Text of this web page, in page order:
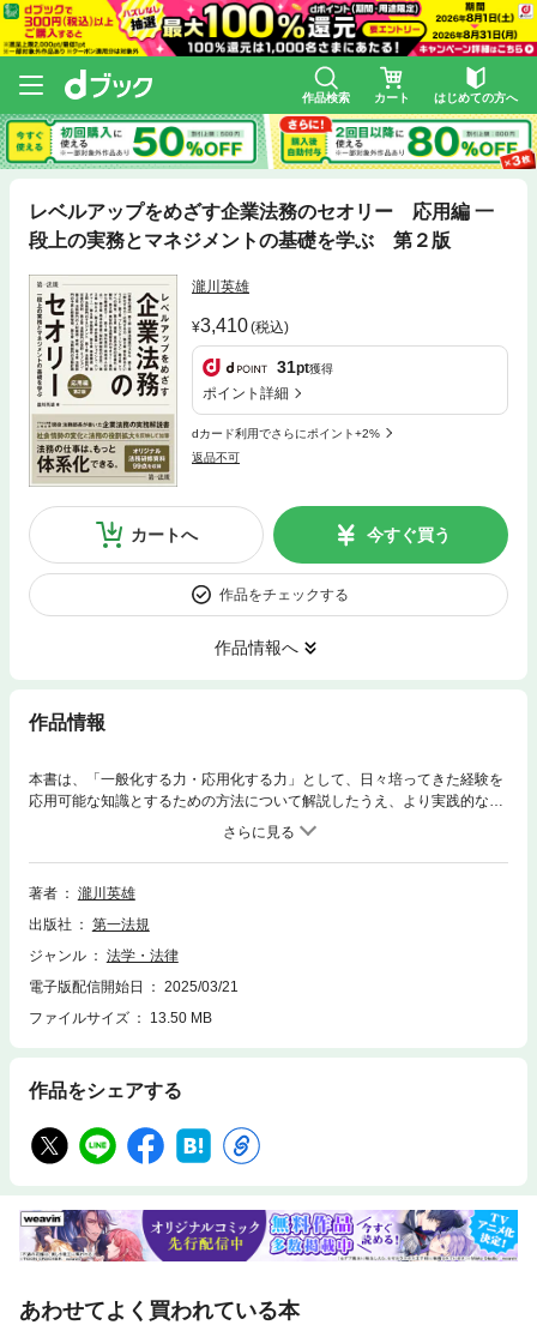
作品検索 カート はじめての方へ
レベルアップをめざす企業法務のセオリー 応用編 一
段上の実務とマネジメントの基礎を学ぶ 第２版
瀧川英雄
3,410(税込)
31pt獲得
ポイント詳細
dカード利用でさらにポイント+2%
返品不可
カートへ 今すぐ買う
作品をチェックする
作品情報へ
作品情報
本書は、「一般化する力・応用化する力」として、日々培ってきた経験を
応用可能な知識とするための方法について解説したうえ、より実践的な法
務業務遂行スキルの習得や、複雑な法務案件を適切に処理するためのルー
ルについて解説を行う構成としている。
著者
瀧川英雄
出版社
第一法規
ジャンル
法学・法律
電子版配信開始日
2025/03/21
ファイルサイズ
13.50 MB
作品をシェアする
あわせてよく買われている本